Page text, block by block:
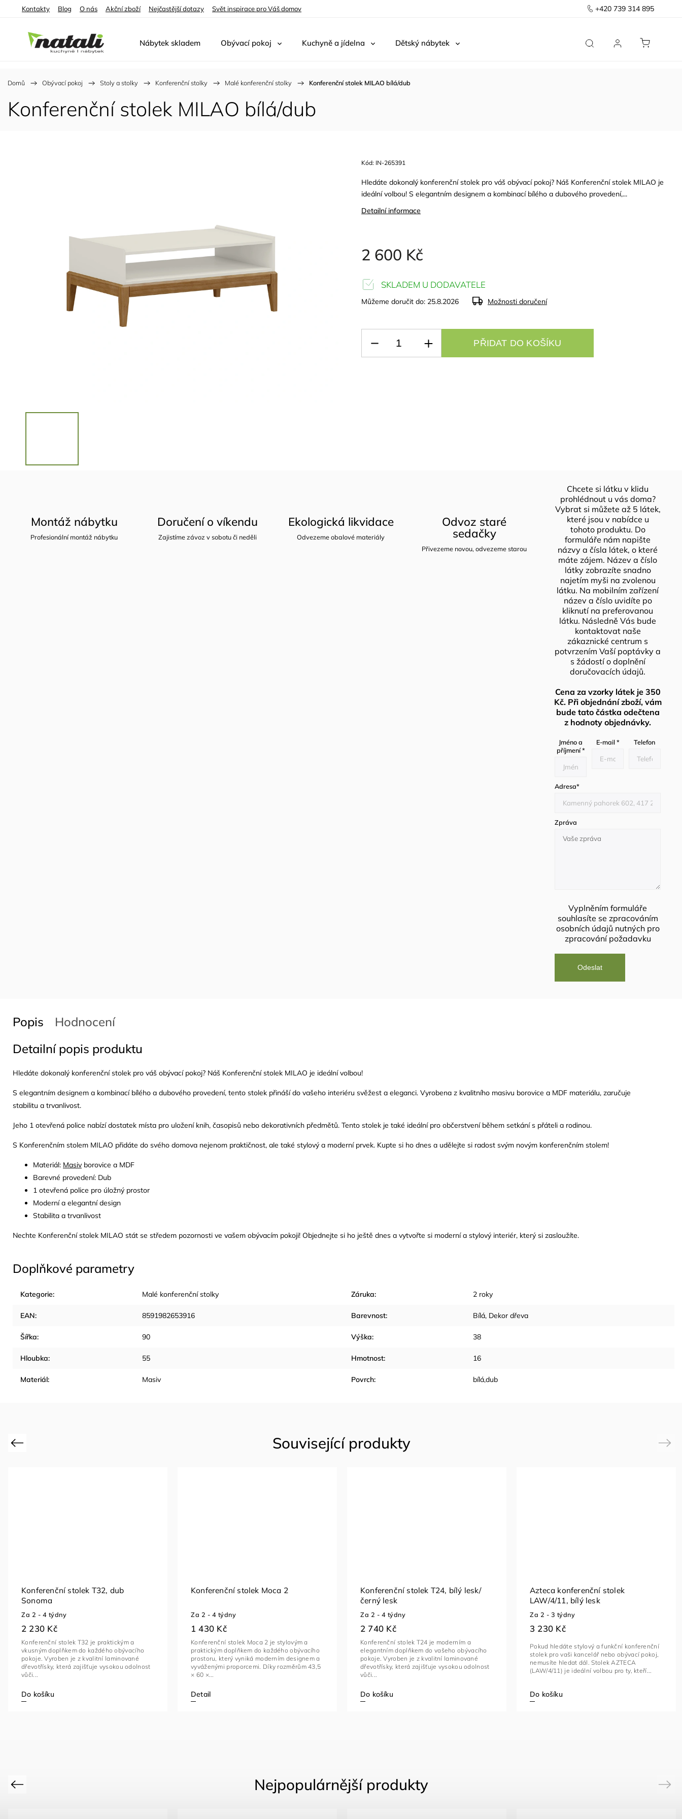
+420 739 314 895
Kontakty Blog O nás Akční zboží Nejčastější dotazy Svět inspirace pro Váš domov
Nábytek skladem Obývací pokoj Kuchyně a jídelna Dětský nábytek Předsíň
Domů / Obývací pokoj / Stoly a stolky / Konferenční stolky / Malé konferenční stolky / Konferenční stolek MILAO bílá/dub
Konferenční stolek MILAO bílá/dub
2 600 Kč
Kód: IN-265391
Hledáte dokonalý konferenční stolek pro váš obývací pokoj? Náš Konferenční stolek MILAO je
ideální volbou! S elegantním designem a kombinací bílého a dubového provedení,...
Detailní informace
SKLADEM U DODAVATELE
Můžeme doručit do: 25.8.2026 Možnosti doručení
PŘIDAT DO KOŠÍKU
Montáž nábytku
Profesionální montáž nábytku
Doručení o víkendu
Zajistíme závoz v sobotu či neděli
Ekologická likvidace
Odvezeme obalové materiály
Odvoz staré
sedačky
Přivezeme novou, odvezeme starou
Chcete si látku v klidu
prohlédnout u vás doma?
Vybrat si můžete až 5 látek,
které jsou v nabídce u
tohoto produktu. Do
formuláře nám napište
názvy a čísla látek, o které
máte zájem. Název a číslo
látky zobrazíte snadno
najetím myši na zvolenou
látku. Na mobilním zařízení
název a číslo uvidíte po
kliknutí na preferovanou
látku. Následně Vás bude
kontaktovat naše
zákaznické centrum s
potvrzením Vaší poptávky a
s žádostí o doplnění
doručovacích údajů.
Cena za vzorky látek je 350
Kč. Při objednání zboží, vám
bude tato částka odečtena
z hodnoty objednávky.
Jméno a
příjmení*
E-mail* Telefon
Adresa*
Zpráva
Vyplněním formuláře
souhlasíte se zpracováním
osobních údajů nutných pro
zpracování požadavku
Popis
Hodnocení
Detailní popis produktu
Hledáte dokonalý konferenční stolek pro váš obývací pokoj? Náš Konferenční stolek MILAO je ideální volbou!
S elegantním designem a kombinací bílého a dubového provedení, tento stolek přináší do vašeho interiéru svěžest a eleganci. Vyrobena z kvalitního masivu borovice a MDF materiálu, zaručuje
stabilitu a trvanlivost.
Jeho 1 otevřená police nabízí dostatek místa pro uložení knih, časopisů nebo dekorativních předmětů. Tento stolek je také ideální pro občerstvení během setkání s přáteli a rodinou.
S Konferenčním stolem MILAO přidáte do svého domova nejenom praktičnost, ale také stylový a moderní prvek. Kupte si ho dnes a udělejte si radost svým novým konferenčním stolem!
Materiál: Masiv borovice a MDF
Barevné provedení: Dub
1 otevřená police pro úložný prostor
Moderní a elegantní design
Stabilita a trvanlivost
Nechte Konferenční stolek MILAO stát se středem pozornosti ve vašem obývacím pokoji! Objednejte si ho ještě dnes a vytvořte si moderní a stylový interiér, který si zasloužíte.
Doplňkové parametry
Kategorie: Malé konferenční stolky Záruka: 2 roky
EAN: 8591982653916 Barevnost: Bílá, Dekor dřeva
Šířka: 90 Výška: 38
Hloubka: 55 Hmotnost: 16
Materiál: Masiv Povrch: bílá,dub
Previous
Konferenční stolek T32, dub
Sonoma
Za 2 - 4 týdny
2 230 Kč
Do košíku
Konferenční stolek T32 je praktickým a
vkusným doplňkem do každého obývacího
pokoje. Vyroben je z kvalitní laminované
dřevotřísky, která zajišťuje vysokou odolnost
vůči...
Konferenční stolek Moca 2
Za 2 - 4 týdny
1 430 Kč
Detail
Konferenční stolek Moca 2 je stylovým a
praktickým doplňkem do každého obývacího
prostoru, který vyniká moderním designem a
vyváženými proporcemi. Díky rozměrům 43,5
× 60 ×...
Konferenční stolek T24, bílý lesk/
černý lesk
Za 2 - 4 týdny
2 740 Kč
Do košíku
Konferenční stolek T24 je moderním a
elegantním doplňkem do vašeho obývacího
pokoje. Vyroben je z kvalitní laminované
dřevotřísky, která zajišťuje vysokou odolnost
vůči...
Azteca konferenční stolek
LAW/4/11, bílý lesk
Za 2 - 3 týdny
3 230 Kč
Do košíku
Pokud hledáte stylový a funkční konferenční
stolek pro vaši kancelář nebo obývací pokoj,
nemusíte hledat dál. Stolek AZTECA
(LAW/4/11) je ideální volbou pro ty, kteří...
Next
Previous Next